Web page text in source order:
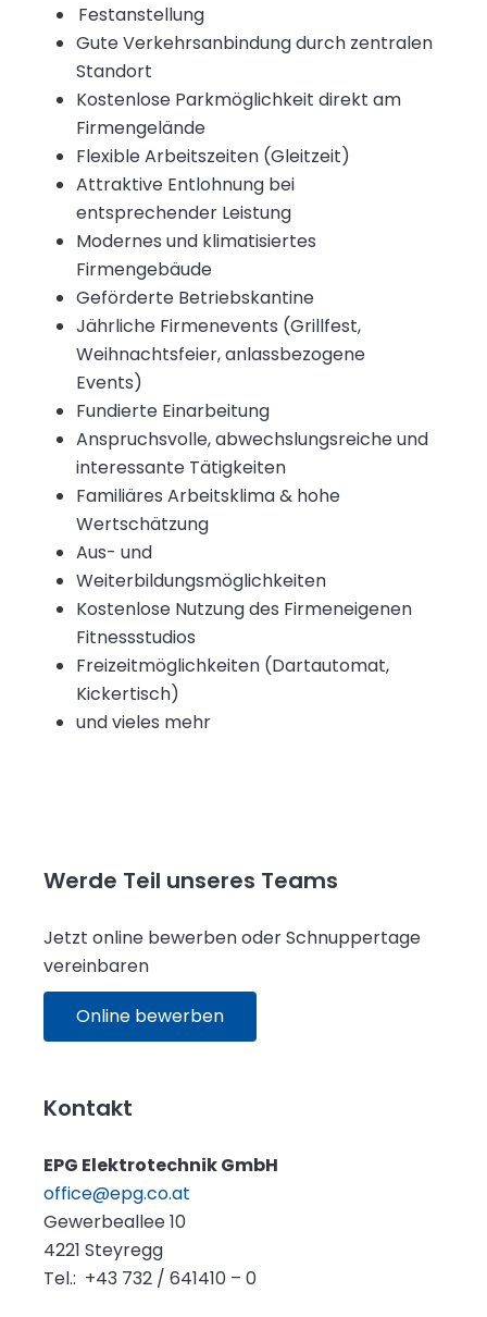
Festanstellung
Gute Verkehrsanbindung durch zentralen
Standort
Kostenlose Parkmöglichkeit direkt am
Firmengelände
Flexible Arbeitszeiten (Gleitzeit)
Attraktive Entlohnung bei
entsprechender Leistung
Modernes und klimatisiertes
Firmengebäude
Geförderte Betriebskantine
Jährliche Firmenevents (Grillfest,
Weihnachtsfeier, anlassbezogene
Events)
Fundierte Einarbeitung
Anspruchsvolle, abwechslungsreiche und
interessante Tätigkeiten
Familiäres Arbeitsklima & hohe
Wertschätzung
Aus- und
Weiterbildungsmöglichkeiten
Kostenlose Nutzung des Firmeneigenen
Fitnessstudios
Freizeitmöglichkeiten (Dartautomat,
Kickertisch)
und vieles mehr
Werde Teil unseres Teams
Jetzt online bewerben oder Schnuppertage
vereinbaren
Online bewerben
Kontakt
EPG Elektrotechnik GmbH
office@epg.co.at
Gewerbeallee 10
4221 Steyregg
Tel.: +43 732 / 641410 – 0